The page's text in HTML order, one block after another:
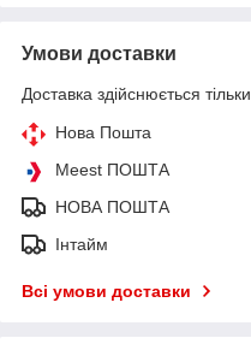
Умови доставки
Доставка здійснюється
Нова Пошта
Meest ПОШТА
НОВА ПОШТА
Інтайм
Всі умови доставки